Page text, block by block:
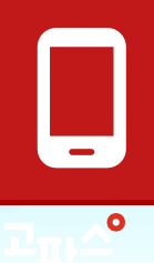
phone_android